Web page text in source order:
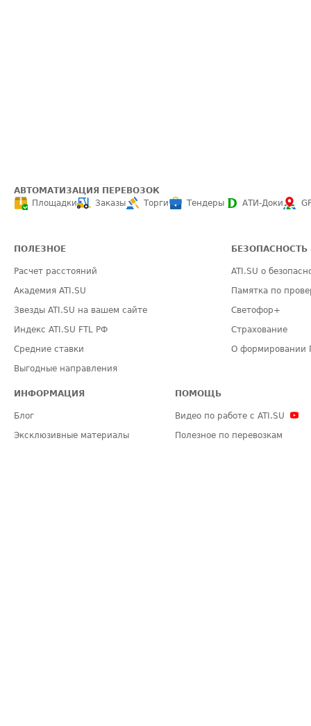
АВТОМАТИЗАЦИЯ ПЕРЕВОЗОК
Площадки
Заказы Торги Тендеры АТИ-Доки
ПОЛЕЗНОЕ
Расчет расстояний
Академия ATI.SU
Звезды ATI.SU на вашем сайте
Индекс ATI.SU FTL РФ
Средние ставки
Выгодные направления
БЕЗОПАСНОСТЬ
ATI.SU о
Памятка по
Светофор+
Страхование
О формировании
ИНФОРМАЦИЯ
Блог
Эксклюзивные материалы
ПОМОЩЬ
Видео по работе с ATI.SU
Полезное по перевозкам